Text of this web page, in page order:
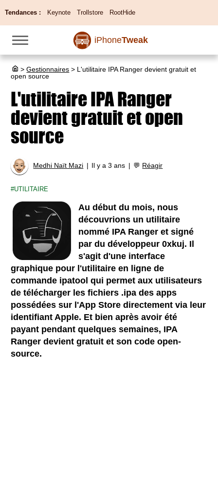
Tendances : Keynote Trollstore RootHide
iPhoneTweak
> Gestionnaires > L'utilitaire IPA Ranger devient gratuit et
open source
L'utilitaire IPA Ranger
devient gratuit et open
source
Medhi Naït Mazi Il y a 3 ans 💬 Réagir
UTILITAIRE
Au début du mois, nous
découvrions un utilitaire
nommé IPA Ranger et signé
par du développeur 0xkuj. Il
s'agit d'une interface
graphique pour l'utilitaire en ligne de
commande ipatool qui permet aux utilisateurs
de télécharger les fichiers .ipa des apps
possédées sur l'App Store directement via leur
identifiant Apple. Et bien après avoir été
payant pendant quelques semaines, IPA
Ranger devient gratuit et son code open-
source.